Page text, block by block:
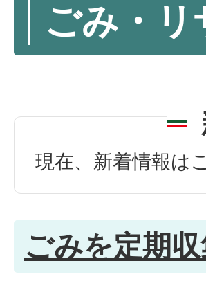
ごみ・
現在、新着情報は
ごみを定期